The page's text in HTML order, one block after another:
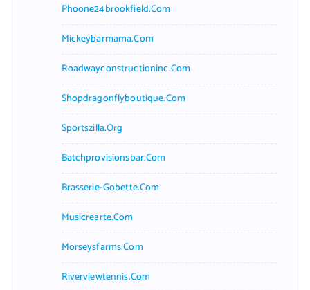
Phoone24brookfield.com
Mickeybarmama.com
Roadwayconstructioninc.com
Shopdragonflyboutique.com
Sportszilla.org
Batchprovisionsbar.com
Brasserie-Gobette.com
Musicrearte.com
Morseysfarms.com
Riverviewtennis.com